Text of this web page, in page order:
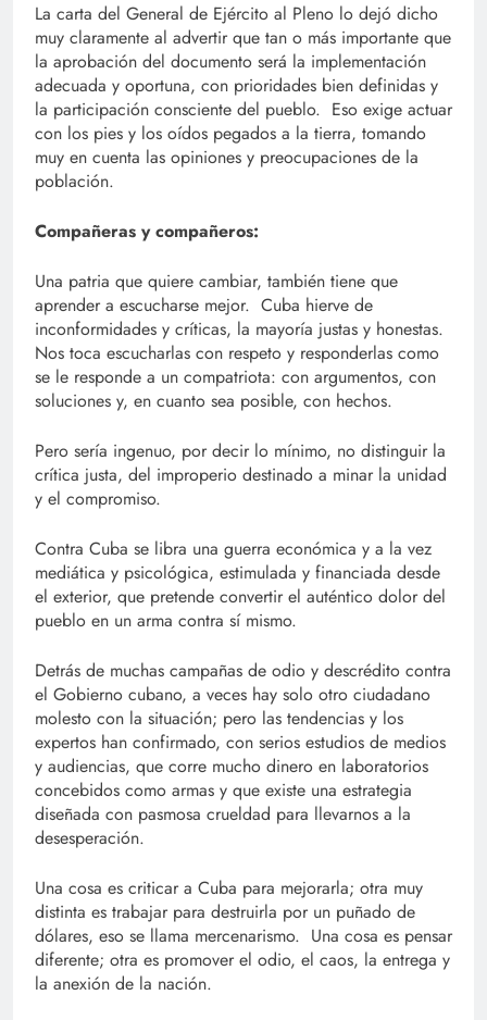
La carta del General de Ejército al Pleno lo dejó dicho
muy claramente al advertir que tan o más importante que
la aprobación del documento será la implementación
adecuada y oportuna, con prioridades bien definidas y
la participación consciente del pueblo. Eso exige actuar
con los pies y los oídos pegados a la tierra, tomando
muy en cuenta las opiniones y preocupaciones de la
población.
Compañeras y compañeros:
Una patria que quiere cambiar, también tiene que
aprender a escucharse mejor. Cuba hierve de
inconformidades y críticas, la mayoría justas y honestas.
Nos toca escucharlas con respeto y responderlas como
se le responde a un compatriota: con argumentos, con
soluciones y, en cuanto sea posible, con hechos.
Pero sería ingenuo, por decir lo mínimo, no distinguir la
crítica justa, del improperio destinado a minar la unidad
y el compromiso.
Contra Cuba se libra una guerra económica y a la vez
mediática y psicológica, estimulada y financiada desde
el exterior, que pretende convertir el auténtico dolor del
pueblo en un arma contra sí mismo.
Detrás de muchas campañas de odio y descrédito contra
el Gobierno cubano, a veces hay solo otro ciudadano
molesto con la situación; pero las tendencias y los
expertos han confirmado, con serios estudios de medios
y audiencias, que corre mucho dinero en laboratorios
concebidos como armas y que existe una estrategia
diseñada con pasmosa crueldad para llevarnos a la
desesperación.
Una cosa es criticar a Cuba para mejorarla; otra muy
distinta es trabajar para destruirla por un puñado de
dólares, eso se llama mercenarismo. Una cosa es pensar
diferente; otra es promover el odio, el caos, la entrega y
la anexión de la nación.